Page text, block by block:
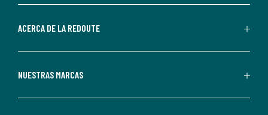
parte
Redoute.
de
ACERCA DE LA REDOUTE
NUESTRAS MARCAS